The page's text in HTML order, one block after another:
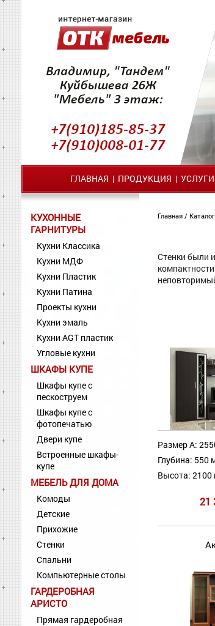
ГЛАВНАЯ | ПРОДУКЦИЯ | УСЛУГИ
КУХОННЫЕ
ГАРНИТУРЫ
Кухни Классика
Кухни МДФ
Кухни Пластик
Кухни Патина
Проекты кухни
Кухни эмаль
Кухни AGT пластик
Угловые кухни
ШКАФЫ КУПЕ
Шкафы купе с
пескоструем
Шкафы купе с
фотопечатью
Двери купе
Встроенные шкафы-
купе
МЕБЕЛЬ ДЛЯ ДОМА
Комоды
Детские
Прихожие
Стенки
Спальни
Компьютерные столы
ГАРДЕРОБНАЯ
АРИСТО
Прямая гардеробная
Главная /
Стенки были
Размер А:
Глубина: 550
Высота:
21